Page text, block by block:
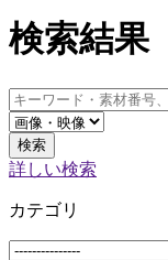
検索結果
検索
詳しい検索
カテゴリ